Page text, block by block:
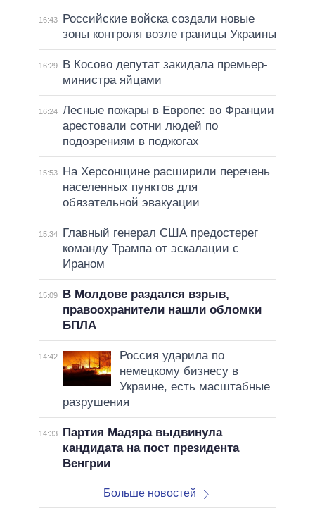
16:43
Российские войска создали новые
зоны контроля возле границы Украины
16:29
В Косово депутат закидала премьер-
министра яйцами
16:24 Лесные пожары в Европе: во Франции
арестовали сотни людей по
подозрениям в поджогах
15:53
На Херсонщине расширили перечень
населенных пунктов для
обязательной эвакуации
15:34
Главный генерал США предостерег
команду Трампа от эскалации с
Ираном
15:09
В Молдове раздался взрыв,
правоохранители нашли обломки
БПЛА
14:42
Россия ударила по
немецкому бизнесу в
Украине, есть масштабные
разрушения
14:33
Партия Мадяра выдвинула
кандидата на пост президента
Венгрии
Больше новостей